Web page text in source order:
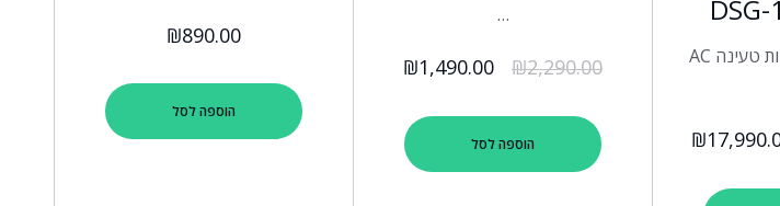
מכשיר לבדיקת עמדות טעינה AC
₪
…
₪2,290.00
₪1,490.00
הוספה לסל
₪890.00
הוספה לסל